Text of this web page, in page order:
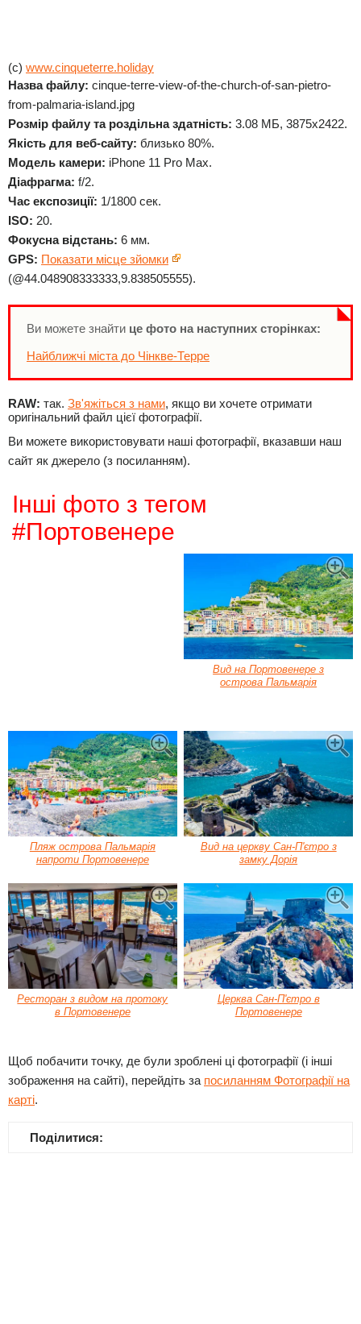
(c) www.cinqueterre.holiday
Назва файлу: cinque-terre-view-of-the-church-of-san-pietro-
from-palmaria-island.jpg
Розмір файлу та роздільна здатність: 3.08 МБ, 3875x2422.
Якість для веб-сайту: близько 80%.
Модель камери: iPhone 11 Pro Max.
Діафрагма: f/2.
Час експозиції: 1/1800 сек.
ISO: 20.
Фокусна відстань: 6 мм.
GPS: Показати місце зйомки
(@44.048908333333,9.838505555).
Ви можете знайти це фото на наступних сторінках:
Найближчі міста до Чінкве-Терре
RAW: так. Зв'яжіться з нами, якщо ви хочете отримати
оригінальний файл цієї фотографії.
Ви можете використовувати наші фотографії, вказавши наш
сайт як джерело (з посиланням).
Інші фото з тегом
#Портовенере
Вид на Портовенере з
острова Пальмарія
Пляж острова Пальмарія
напроти Портовенере
Вид на церкву Сан-П'єтро з
замку Дорія
Ресторан з видом на протоку
в Портовенере
Церква Сан-П'єтро в
Портовенере
Щоб побачити точку, де були зроблені ці фотографії (і інші
зображення на сайті), перейдіть за посиланням Фотографії на
карті.
Поділитися: